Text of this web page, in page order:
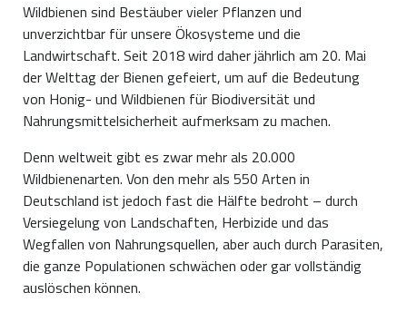
Wildbienen sind Bestäuber vieler Pflanzen und
unverzichtbar für unsere Ökosysteme und die
Landwirtschaft. Seit 2018 wird daher jährlich am 20. Mai
der Welttag der Bienen gefeiert, um auf die Bedeutung
von Honig- und Wildbienen für Biodiversität und
Nahrungsmittelsicherheit aufmerksam zu machen.
Denn weltweit gibt es zwar mehr als 20.000
Wildbienenarten. Von den mehr als 550 Arten in
Deutschland ist jedoch fast die Hälfte bedroht – durch
Versiegelung von Landschaften, Herbizide und das
Wegfallen von Nahrungsquellen, aber auch durch Parasiten,
die ganze Populationen schwächen oder gar vollständig
auslöschen können.